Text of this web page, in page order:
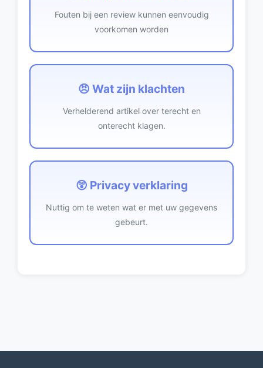
Fouten bij een review kunnen eenvoudig
voorkomen worden
😠 Wat zijn klachten
Verhelderend artikel over terecht en
onterecht klagen.
😲 Privacy verklaring
Nuttig om te weten wat er met uw gegevens
gebeurt.